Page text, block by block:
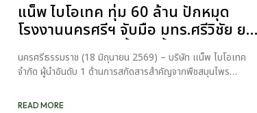
แน็พ ไบโอเทค ทุ่ม 60 ล้าน ปักหมุด
โรงงานนครศรีฯ จับมือ มทร.ศรีวิชัย ยก
ระดับกระท่อมต้นน้ำ รับซื้อวันละ 17.5
ตัน
นครศรีธรรมราช (18 มิถุนายน 2569) – บริษัท แน็พ ไบโอเทค
จำกัด ผู้นำอันดับ 1 ด้านการสกัดสารสำคัญจากพืชสมุนไพร
ธเนศน์ มนต์สา ประธานกรรมการบริหาร เดินทางเข้าประชุมร่วมกับ
READ MORE